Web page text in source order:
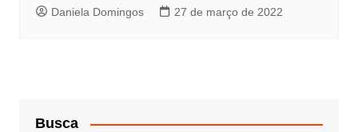
Daniela Domingos 27 de março de 2022
Busca